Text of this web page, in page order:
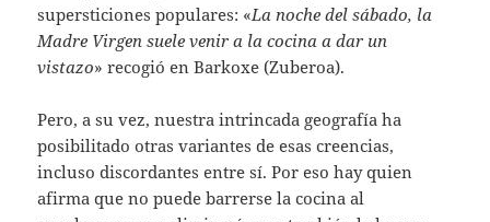
supersticiones populares: «La noche del sábado, la
Madre Virgen suele venir a la cocina a dar un
vistazo» recogió en Barkoxe (Zuberoa).
Pero, a su vez, nuestra intrincada geografía ha
posibilitado otras variantes de esas creencias,
incluso discordantes entre sí. Por eso hay quien
afirma que no puede barrerse la cocina al